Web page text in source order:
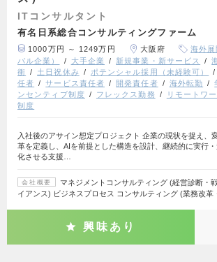
ITコンサルタント
有名日系総合コンサルティングファーム
1000万円 ～ 1249万円 大阪府
海外
バル企業）
大手企業 新規事業・新サービス
衝
土日祝休み ポテンシャル採用（未経験可）
任者
サービス責任者 開発責任者 海外転勤
ンセンティブ制度
フレックス勤務 リモートワ
制度
入社後のアサイン想定プロジェクト 企業の現状を捉え、
革を定義し、AIを前提とした構造を設計、継続的に実行・
化させる支援…
会社概要
マネジメントコンサルティング (経営診断・
イアンス) ビジネスプロセス コンサルティング (業務改革
興味あり